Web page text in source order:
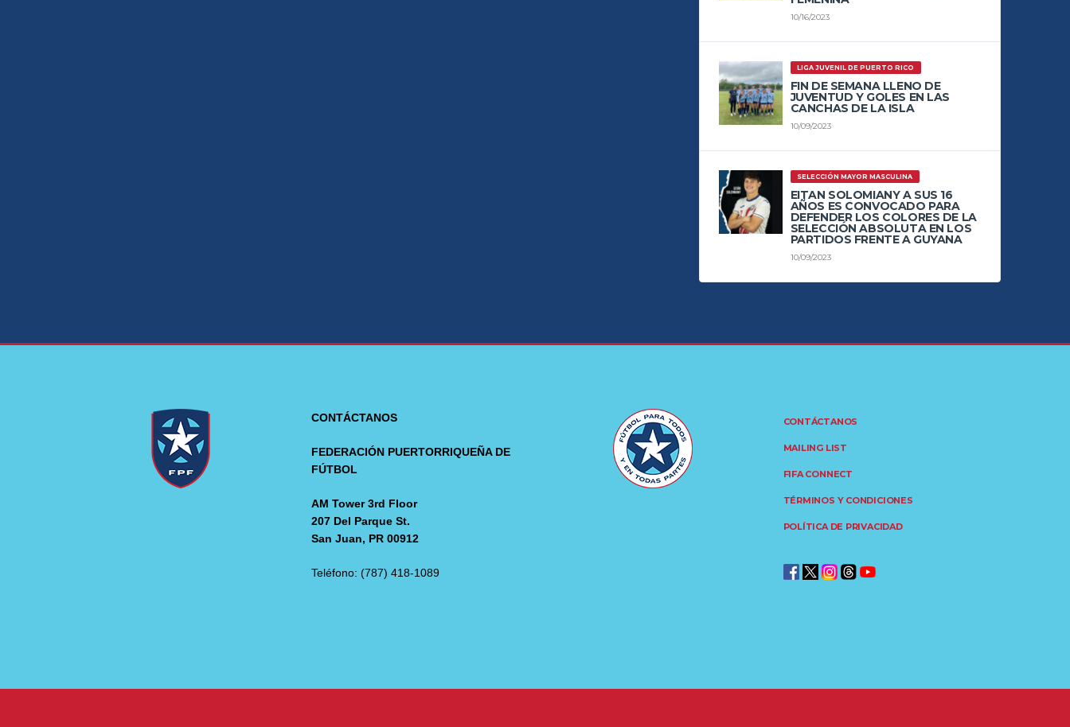
10/16/2023
LIGA JUVENIL DE PUERTO RICO
FIN DE SEMANA LLENO DE
JUVENTUD Y GOLES EN LAS
CANCHAS DE LA ISLA
10/09/2023
SELECCIÓN MAYOR MASCULINA
EITAN SOLOMIANY A SUS 16
AÑOS ES CONVOCADO PARA
DEFENDER LOS COLORES DE LA
SELECCIÓN ABSOLUTA EN LOS
PARTIDOS FRENTE A GUYANA
10/09/2023
CONTÁCTANOS
FEDERACIÓN PUERTORRIQUEÑA DE
FÚTBOL
AM Tower 3rd Floor
207 Del Parque St.
San Juan, PR 00912
Teléfono: (787) 418-1089
CONTÁCTANOS
MAILING LIST
FIFA CONNECT
TÉRMINOS Y CONDICIONES
POLÍTICA DE PRIVACIDAD